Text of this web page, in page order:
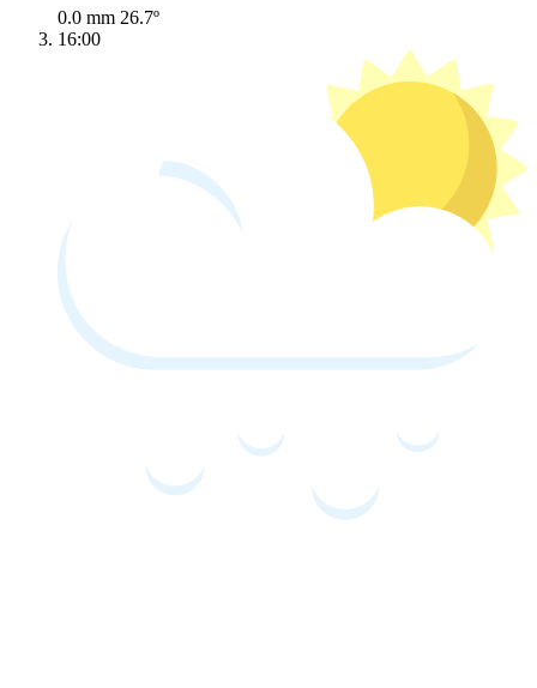
0.0 mm 26.7º
16:00